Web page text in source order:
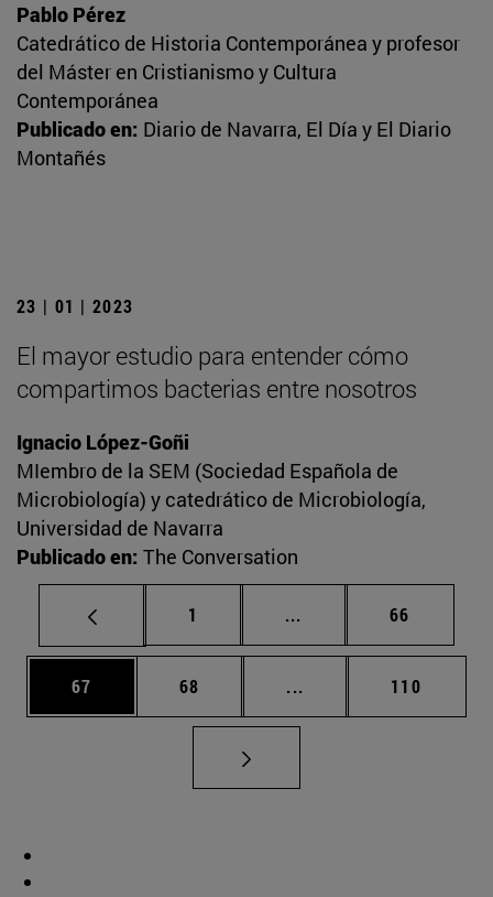
Pablo Pérez
Catedrático de Historia Contemporánea y profesor
del Máster en Cristianismo y Cultura
Contemporánea
Publicado en: Diario de Navarra, El Día y El Diario
Montañés
23 | 01 | 2023
El mayor estudio para entender cómo
compartimos bacterias entre nosotros
Ignacio López-Goñi
MIembro de la SEM (Sociedad Española de
Microbiología) y catedrático de Microbiología,
Universidad de Navarra
Publicado en: The Conversation
Página
1 ... Páginas intermedias
Página
66
Página
67 Página
68 ... Páginas intermedias
Página
110